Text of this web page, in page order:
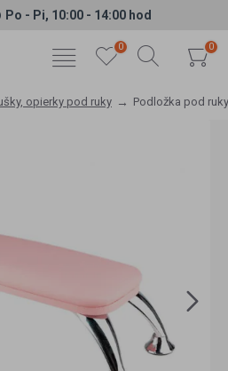
Po - Pi, 10:00 - 14:00 hod
0 0
opierky pod ruky Podložka pod